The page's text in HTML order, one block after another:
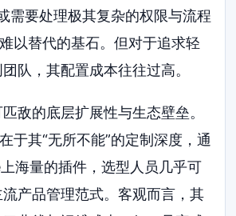
需要处理极其复杂的权限与流程
以替代的基石。但对于追求轻
队，其配置成本往往过高。
敌的底层扩展性与生态壁垒。
于其“无所不能”的定制深度，通
海量的插件，选型人员几乎可
产品管理范式。客观而言，其